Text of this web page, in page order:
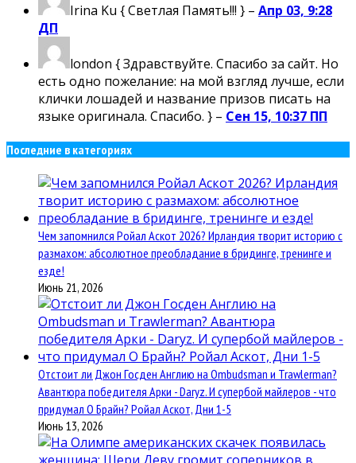
Irina Ku { Светлая Память!!! } – Апр 03, 9:28
ДП
london { Здравствуйте. Спасибо за сайт. Но
есть одно пожелание: на мой взгляд лучше, если
клички лошадей и название призов писать на
языке оригинала. Спасибо. } – Сен 15, 10:37 ПП
Последние в категориях
Чем запомнился Ройал Аскот 2026? Ирландия творит историю с
размахом: абсолютное преобладание в бридинге, тренинге и
езде!
Июнь 21, 2026
Отстоит ли Джон Госден Англию на Ombudsman и Trawlerman?
Авантюра победителя Арки - Daryz. И супербой майлеров - что
придумал О Брайн? Ройал Аскот, Дни 1-5
Июнь 13, 2026